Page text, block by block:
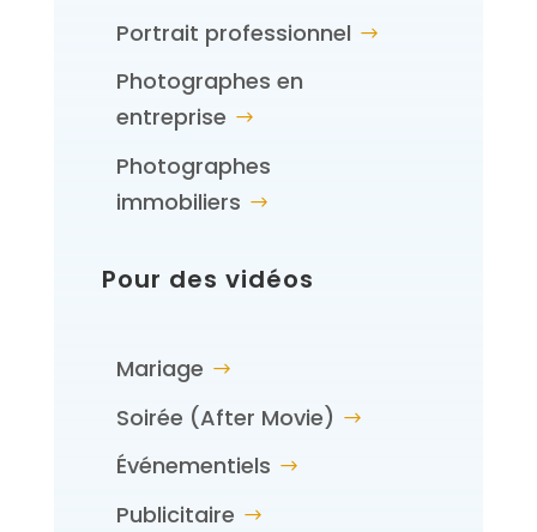
Portrait professionnel
Photographes en
entreprise
Photographes
immobiliers
Pour des vidéos
Mariage
Soirée (After Movie)
Événementiels
Publicitaire